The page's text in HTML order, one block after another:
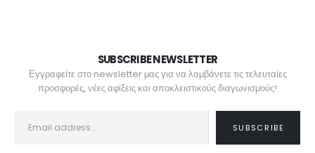
SUBSCRIBE NEWSLETTER
Εγγραφείτε στο newsletter μας για να λαμβάνετε τις τελευταίες
προσφορές, νέες αφίξεις και αποκλειστικούς διαγωνισμούς!